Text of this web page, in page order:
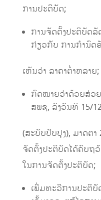
ການປະຕິບັດ;
ການຈັດຕັ້ງປະຕິບັດ
ກ່ຽວກັບ ການກຳນົດອັ
ເຫັນວ່າ ລາຄາຕ່ຳຫລາຍ;
ກົດໝາຍວ່າດ້ວຍສ່ວ
ສພຊ, ລົງວັນທີ 15/
(ສະບັບປັບປຸງ), ມາດຕາ
ຈັດຕັ້ງປະຕິບັດໄດ້ຄົບຖ
ໃນ​ການຈັດ​ຕັ້ງ​ປະຕິບັດ;
ເພີ່ມທະວີການປະຕິບັ